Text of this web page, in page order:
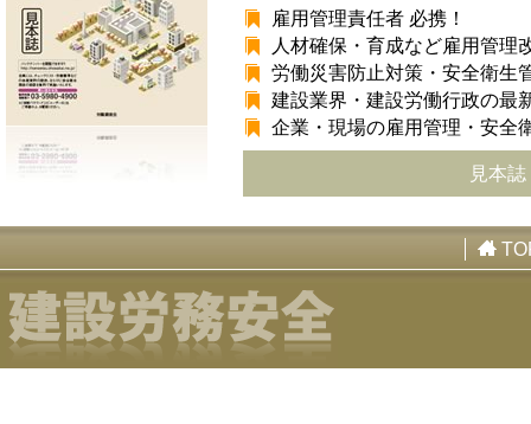
雇用管理責任者 必携！
人材確保・育成など雇用管理
労働災害防止対策・安全衛生
建設業界・建設労働行政の最
企業・現場の雇用管理・安全
見本